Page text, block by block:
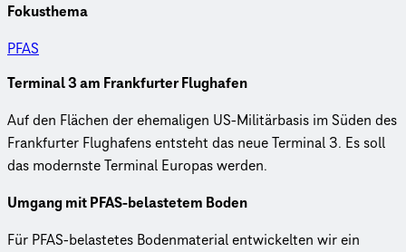
Fokusthema
PFAS
Terminal 3 am Frankfurter Flughafen
Auf den Flächen der ehemaligen US-Militärbasis im Süden des
Frankfurter Flughafens entsteht das neue Terminal 3. Es soll
das modernste Terminal Europas werden.
Umgang mit PFAS-belastetem Boden
Für PFAS-belastetes Bodenmaterial entwickelten wir ein